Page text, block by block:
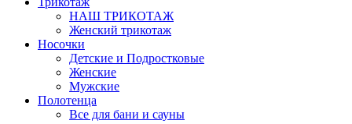
НАШ ТРИКОТАЖ
Женский трикотаж
Носочки
Детские и Подростковые
Женские
Мужские
Полотенца
Все для бани и сауны